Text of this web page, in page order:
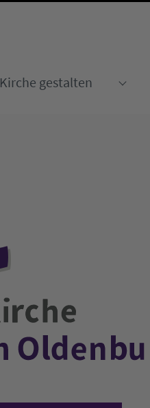
Kirche gestalten